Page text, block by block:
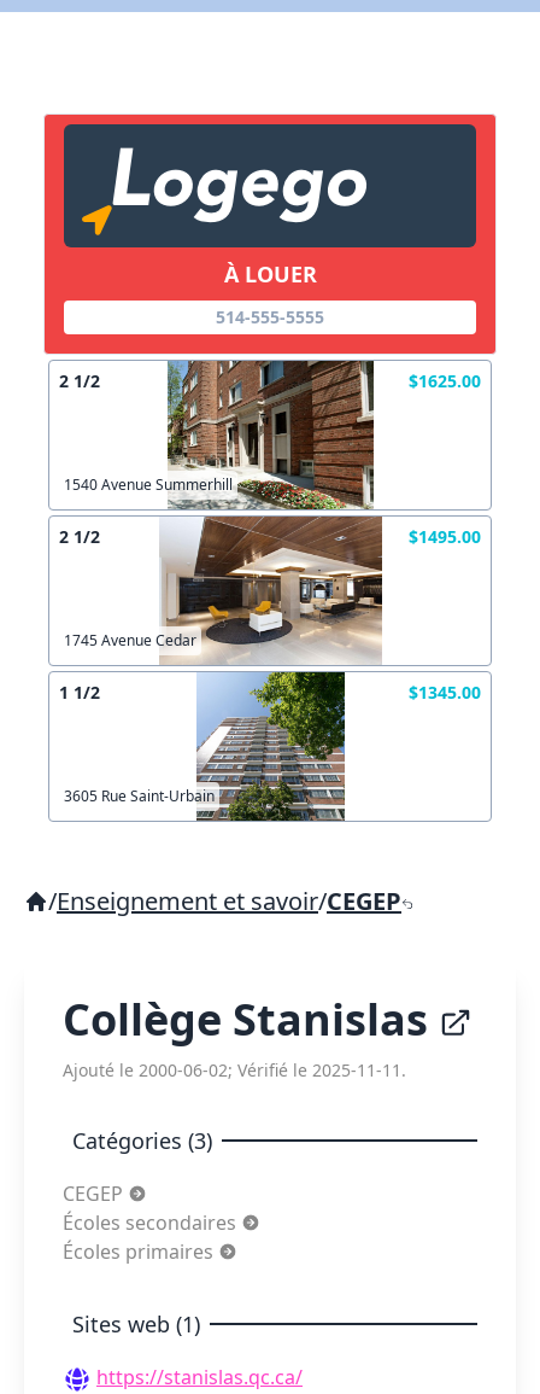
À LOUER
514-555-5555
2 1/2 $1625.00
1540 Avenue Summerhill
2 1/2 $1495.00
1745 Avenue Cedar
1 1/2 $1345.00
3605 Rue Saint-Urbain
/Enseignement et savoir/CEGEP
Collège Stanislas
Ajouté le 2000-06-02; Vérifié le 2025-11-11.
Catégories (3)
CEGEP
Écoles secondaires
Écoles primaires
Sites web (1)
https://stanislas.qc.ca/
Copier lien
X Fermer Envoyez